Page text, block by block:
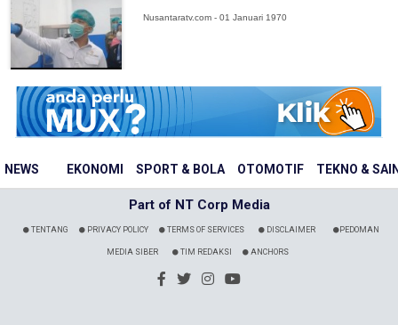
NEWS EKONOMI SPORT & BOLA OTOMOTIF TEKNO &
Nusantaratv.com - 01 Januari 1970
Part of NT Corp Media
TENTANG PRIVACY POLICY TERMS OF SERVICES DISCLAIMER PEDOMAN
MEDIA SIBER TIM REDAKSI ANCHORS